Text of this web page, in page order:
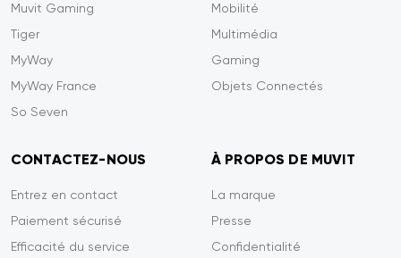
Muvit Gaming
Tiger
MyWay
MyWay France
So Seven
Mobilité
Multimédia
Gaming
Objets Connectés
CONTACTEZ-NOUS
Entrez en contact
Paiement sécurisé
Efficacité du service
À PROPOS DE MUVIT
La marque
Presse
Confidentialité